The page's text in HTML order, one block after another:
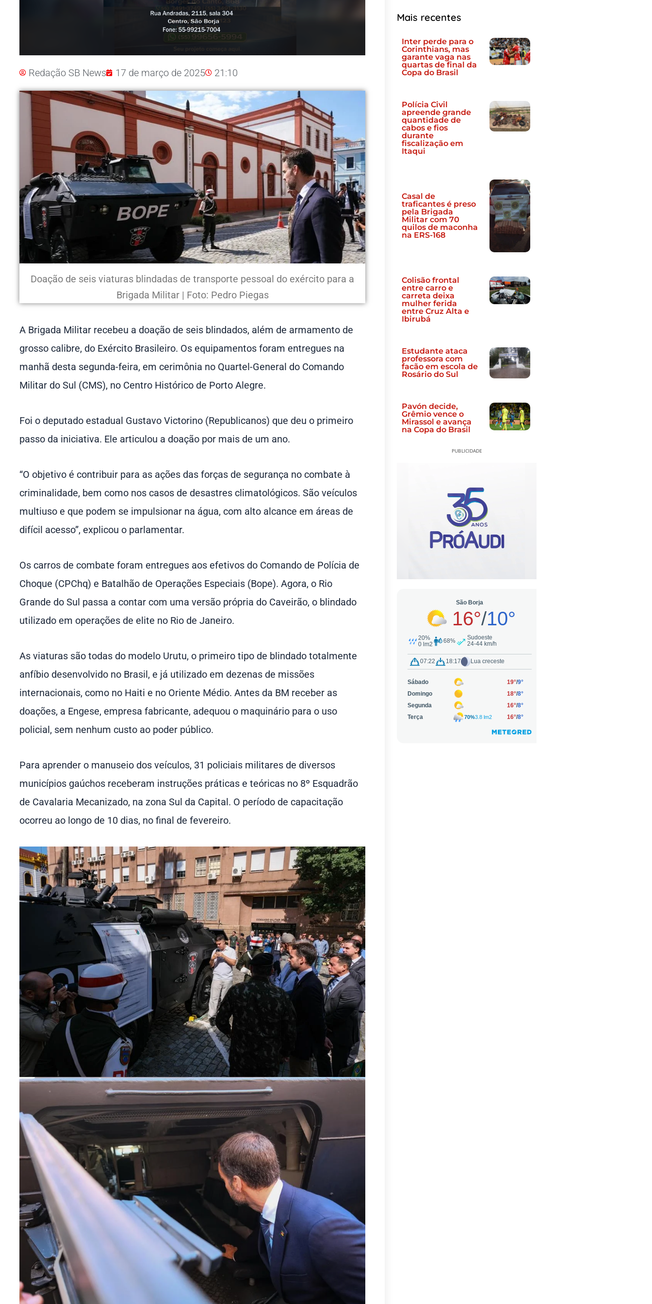
Redação SB News 17 de março de 2025 21:10
Doação de seis viaturas blindadas de transporte pessoal do exército para a
Brigada Militar | Foto: Pedro Piegas
A Brigada Militar recebeu a doação de seis blindados, além de armamento de
grosso calibre, do Exército Brasileiro. Os equipamentos foram entregues na
manhã desta segunda-feira, em cerimônia no Quartel-General do Comando
Militar do Sul (CMS), no Centro Histórico de Porto Alegre.
Foi o deputado estadual Gustavo Victorino (Republicanos) que deu o primeiro
passo da iniciativa. Ele articulou a doação por mais de um ano.
“O objetivo é contribuir para as ações das forças de segurança no combate à
criminalidade, bem como nos casos de desastres climatológicos. São veículos
multiuso e que podem se impulsionar na água, com alto alcance em áreas de
difícil acesso”, explicou o parlamentar.
Os carros de combate foram entregues aos efetivos do Comando de Polícia de
Choque (CPChq) e Batalhão de Operações Especiais (Bope). Agora, o Rio
Grande do Sul passa a contar com uma versão própria do Caveirão, o blindado
utilizado em operações de elite no Rio de Janeiro.
As viaturas são todas do modelo Urutu, o primeiro tipo de blindado totalmente
anfíbio desenvolvido no Brasil, e já utilizado em dezenas de missões
internacionais, como no Haiti e no Oriente Médio. Antes da BM receber as
doações, a Engese, empresa fabricante, adequou o maquinário para o uso
policial, sem nenhum custo ao poder público.
Para aprender o manuseio dos veículos, 31 policiais militares de diversos
municípios gaúchos receberam instruções práticas e teóricas no 8º Esquadrão
de Cavalaria Mecanizado, na zona Sul da Capital. O período de capacitação
ocorreu ao longo de 10 dias, no final de fevereiro.
Mais recentes
Inter perde para o
Corinthians, mas
garante vaga nas
quartas de final da
Copa do Brasil
Polícia Civil
apreende grande
quantidade de
cabos e fios
durante
fiscalização em
Itaqui
Casal de
traficantes é preso
pela Brigada
Militar com 70
quilos de maconha
na ERS-168
Colisão frontal
entre carro e
carreta deixa
mulher ferida
entre Cruz Alta e
Ibirubá
Estudante ataca
professora com
facão em escola de
Rosário do Sul
Pavón decide,
Grêmio vence o
Mirassol e avança
na Copa do Brasil
PUBLICIDADE